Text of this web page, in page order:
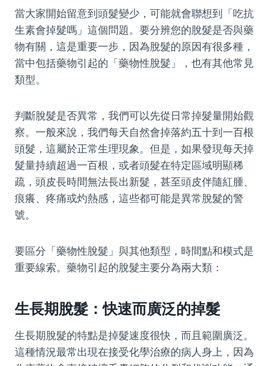
當大家開始留意到頭髮變少，可能就會聯想到「吃抗
生素會掉髮嗎」這個問題。要分辨您的脫髮是否與藥
物有關，這是重要一步，因為脫髮的原因有很多種，
當中包括藥物引起的「藥物性脫髮」，也有其他常見
類型。
判斷脫髮是否異常，我們可以先從日常掉髮量開始觀
察。一般來說，我們每天自然會掉落約五十到一百根
頭髮，這屬於正常生理現象。但是，如果發現每天掉
髮量持續超過一百根，或者頭髮在特定區域明顯稀
疏，頭皮長時間無法長出新髮，甚至頭皮伴隨紅腫、
痕癢、疼痛或灼熱感，這些都可能是異常脫髮的警
號。
要區分「藥物性脫髮」與其他類型，時間點和模式是
重要線索。藥物引起的脫髮主要分為兩大類：
生長期脫髮：快速而廣泛的掉髮
生長期脫髮的特點是掉髮速度很快，而且範圍廣泛。
這種情況最常出現在接受化學治療的病人身上，因為